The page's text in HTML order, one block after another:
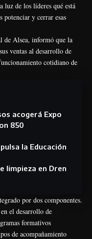
luz de los líderes qué está
potenciar y cerrar esas
de Alsea, informó que la
ventas al desarrollo de
cotidiano de
acogerá Expo
850
la Educación
limpieza en Dren
por dos componentes.
el desarrollo de
formativos
de acompañamiento